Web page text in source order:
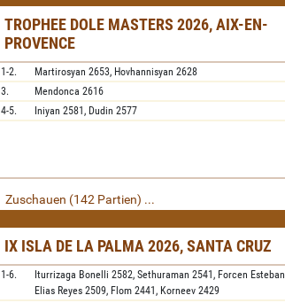
TROPHEE DOLE MASTERS 2026, AIX-EN-
PROVENCE
1-2. Martirosyan 2653, Hovhannisyan 2628
3.
Mendonca 2616
4-5.
Iniyan 2581, Dudin 2577
Zuschauen (142 Partien) ...
IX ISLA DE LA PALMA 2026, SANTA CRUZ
1-6. Iturrizaga Bonelli 2582, Sethuraman 2541, Forcen Esteban
Elias Reyes 2509, Flom 2441, Korneev 2429